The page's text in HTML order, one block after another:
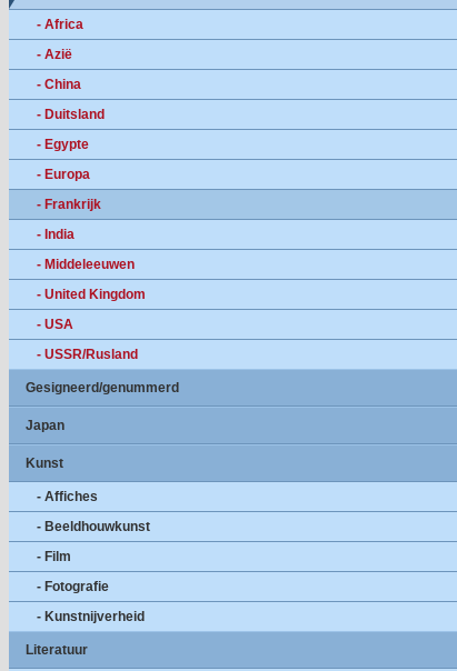
- Africa
- Azië
- China
- Duitsland
- Egypte
- Europa
- Frankrijk
- India
- Middeleeuwen
- United Kingdom
- USA
- USSR/Rusland
Gesigneerd/genummerd
Japan
Kunst
- Affiches
- Beeldhouwkunst
- Film
- Fotografie
- Kunstnijverheid
Literatuur